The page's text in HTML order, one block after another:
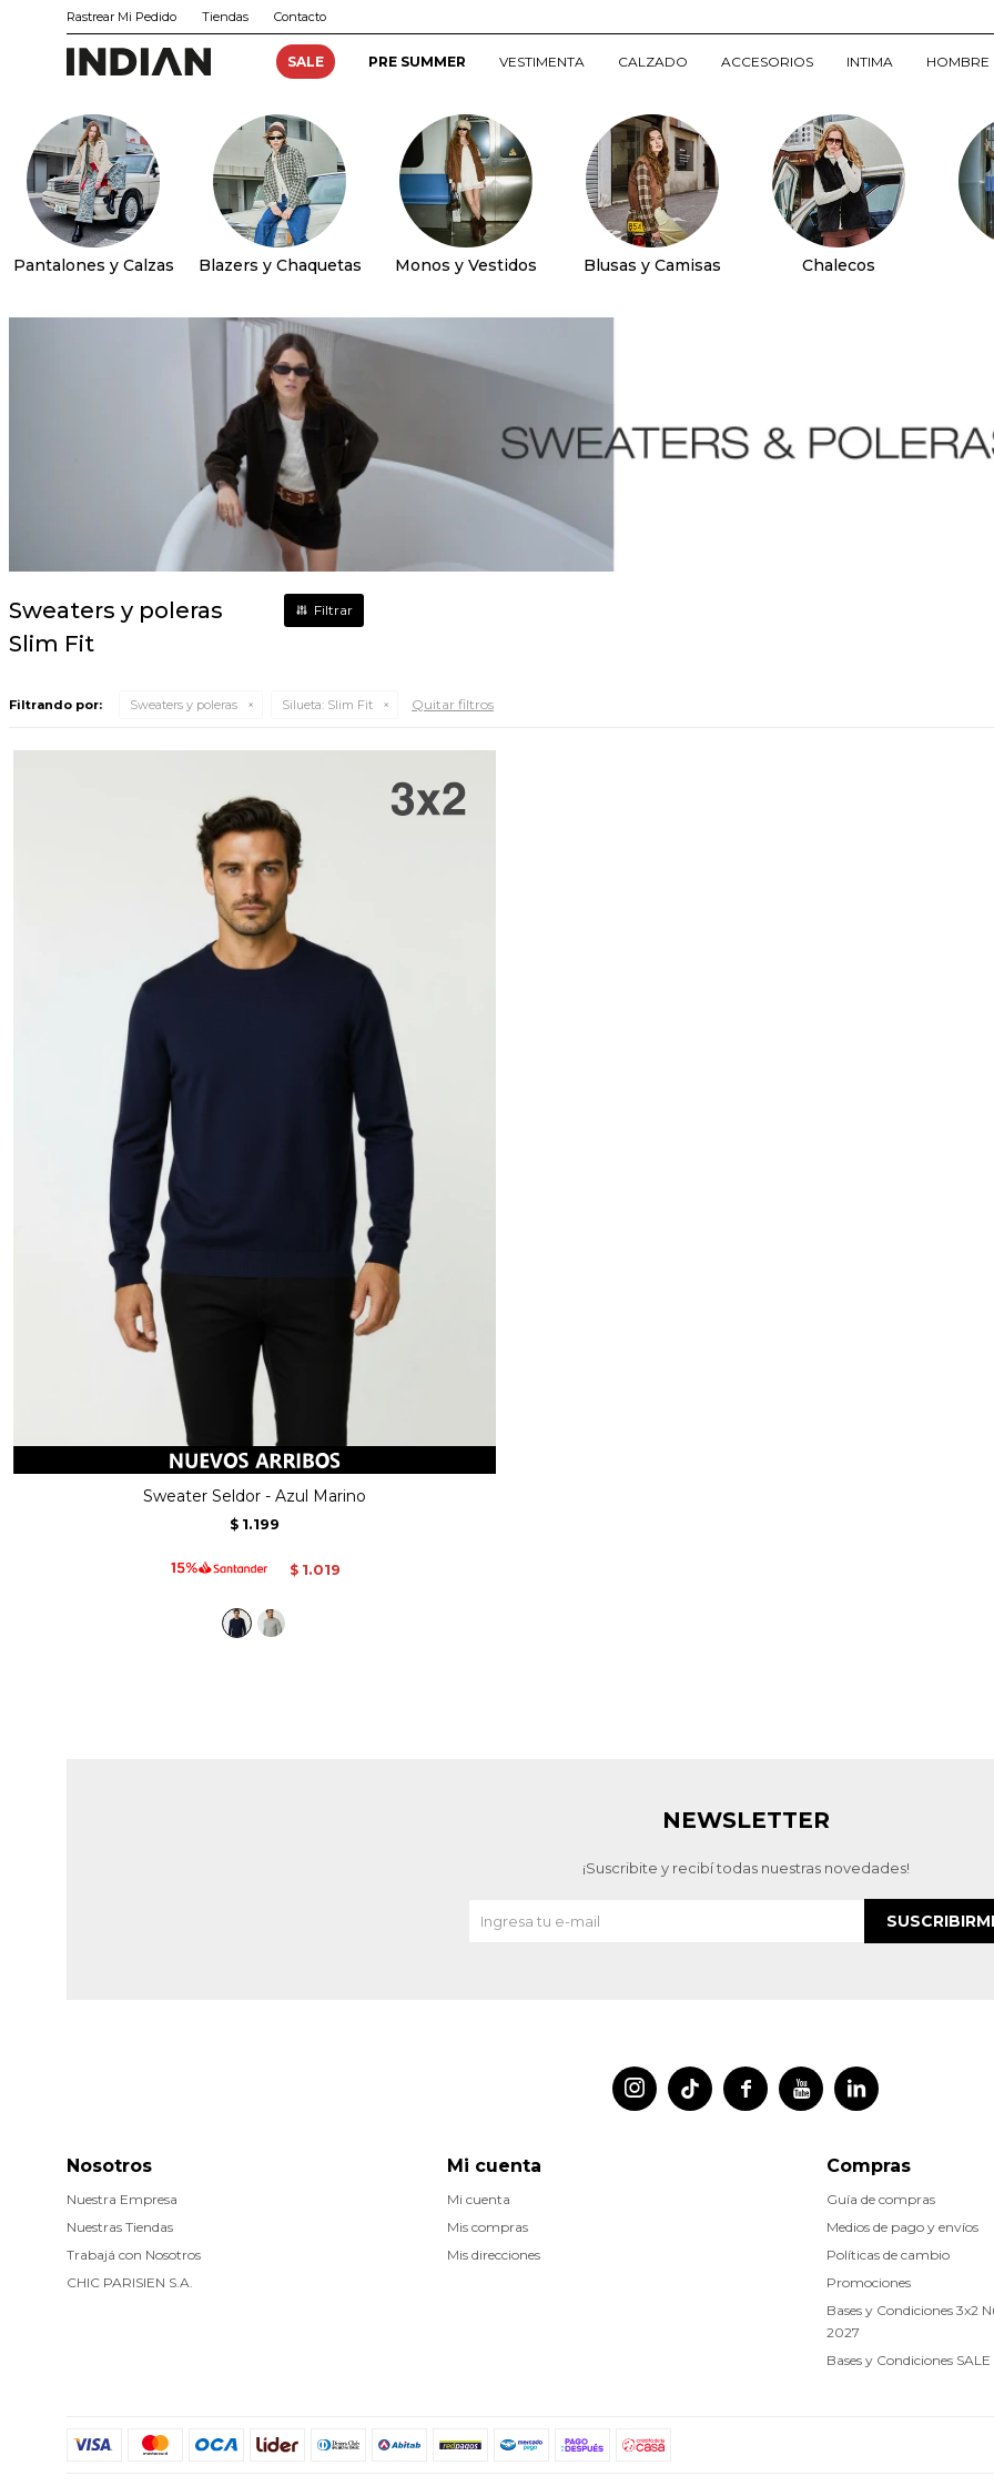
SALE PRE SUMMER VESTIMENTA CALZADO ACCESORIOS INTIMA HOMBRE
Rastrear Mi Pedido Tiendas Contacto
Pantalones y Calzas Blazers y Chaquetas Monos y Vestidos Blusas y Camisas Chalecos
Sweaters y poleras
Slim Fit
Filtrando por: Sweaters y poleras Silueta: Slim Fit Quitar filtros
Sweater Seldor - Azul Marino
$ 1.199
$ 1.019
 
 
Nosotros
Nuestra Empresa
Nuestras Tiendas
Trabajá con Nosotros
CHIC PARISIEN S.A.
Compras
Guía de compras
Medios de pago y envíos
Políticas de cambio
Promociones
Bases y Condiciones 3x2
2027
Bases y Condiciones SALE
Mi cuenta
Mi cuenta
Mis compras
Mis direcciones
NEWSLETTER
¡Suscribite y recibí todas nuestras novedades!